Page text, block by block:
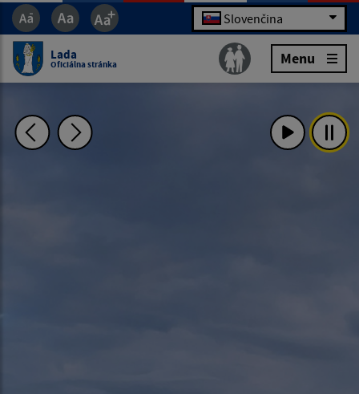
Slovenčina
Lada
Oficiálna stránka Menu